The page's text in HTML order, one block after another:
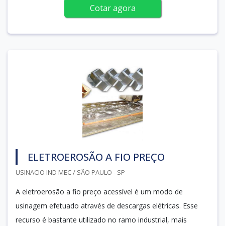
Cotar agora
ELETROEROSÃO A FIO PREÇO
USINACIO IND MEC / SÃO PAULO - SP
A eletroerosão a fio preço acessível é um modo de
usinagem efetuado através de descargas elétricas. Esse
recurso é bastante utilizado no ramo industrial, mais